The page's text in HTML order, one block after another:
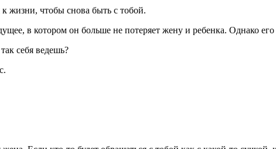
жизни, чтобы снова быть с тобой.
в котором он больше не потеряет жену и ребенка. Однако
себя ведешь?